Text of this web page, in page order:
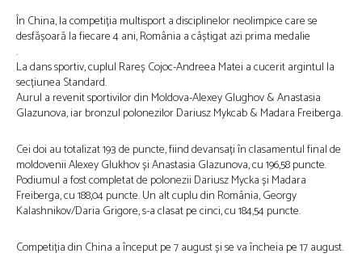
În China, la competiția multisport a disciplinelor neolimpice care se
desfășoară la fiecare 4 ani, România a câștigat azi prima medalie
.
La dans sportiv, cuplul Rareș Cojoc-Andreea Matei a cucerit argintul la
secțiunea Standard.
Aurul a revenit sportivilor din Moldova-Alexey Glughov & Anastasia
Glazunova, iar bronzul polonezilor Dariusz Mykcab & Madara Freiberga.
Cei doi au totalizat 193 de puncte, fiind devansați în clasamentul final de
moldovenii Alexey Glukhov și Anastasia Glazunova, cu 196,58 puncte.
Podiumul a fost completat de polonezii Dariusz Mycka și Madara
Freiberga, cu 188,04 puncte. Un alt cuplu din România, Georgy
Kalashnikov/Daria Grigore, s-a clasat pe cinci, cu 184,54 puncte.
Competiția din China a început pe 7 august și se va încheia pe 17 august.